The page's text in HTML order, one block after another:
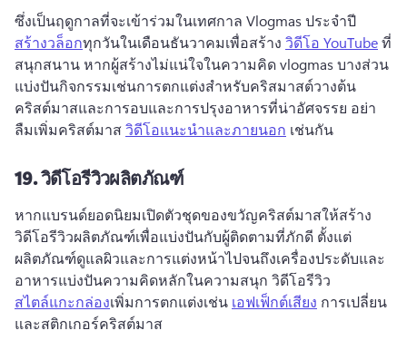
ซึ่งเป็นฤดูกาลที่จะเข้าร่วมในเทศกาล Vlogmas ประจําปี
สร้างวล็อกทุกวันในเดือนธันวาคมเพื่อสร้าง วิดีโอ YouTube ที่
สนุกสนาน หากผู้สร้างไม่แน่ใจในความคิด vlogmas บางส่วน
แบ่งปันกิจกรรมเช่นการตกแต่งสําหรับคริสมาสต์วางต้น
คริสต์มาสและการอบและการปรุงอาหารที่น่าอัศจรรย อย่า
ลืมเพิ่มคริสต์มาส วิดีโอแนะนําและภายนอก เช่นกัน
19.วิดีโอรีวิวผลิตภัณฑ์
หากแบรนด์ยอดนิยมเปิดตัวชุดของขวัญคริสต์มาสให้สร้าง
วิดีโอรีวิวผลิตภัณฑ์เพื่อแบ่งปันกับผู้ติดตามที่ภักดี ตั้งแต่
ผลิตภัณฑ์ดูแลผิวและการแต่งหน้าไปจนถึงเครื่องประดับและ
อาหารแบ่งปันความคิดหลักในความสนุก วิดีโอรีวิว
สไตล์แกะกล่องเพิ่มการตกแต่งเช่น เอฟเฟ็กต์เสียง การเปลี่ยน
และสติกเกอร์คริสต์มาส